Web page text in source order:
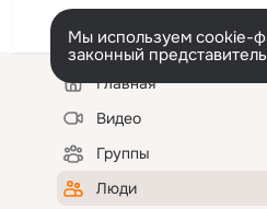
Мы используем cookie-
законный
Левая
колонкаГлавная
Видео
Группы
Люди